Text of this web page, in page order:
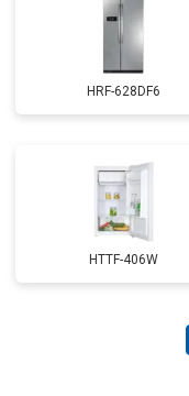
HRF-628DF6
HTTF-406W